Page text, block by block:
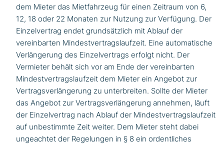
dem Mieter das Mietfahrzeug für einen Zeitraum von 6,
12, 18 oder 22 Monaten zur Nutzung zur Verfügung. Der
Einzelvertrag endet grundsätzlich mit Ablauf der
vereinbarten Mindestvertragslaufzeit. Eine automatische
Verlängerung des Einzelvertrags erfolgt nicht. Der
Vermieter behält sich vor am Ende der vereinbarten
Mindestvertragslaufzeit dem Mieter ein Angebot zur
Vertragsverlängerung zu unterbreiten. Sollte der Mieter
das Angebot zur Vertragsverlängerung annehmen, läuft
der Einzelvertrag nach Ablauf der Mindestvertragslaufzeit
auf unbestimmte Zeit weiter. Dem Mieter steht dabei
ungeachtet der Regelungen in § 8 ein ordentliches